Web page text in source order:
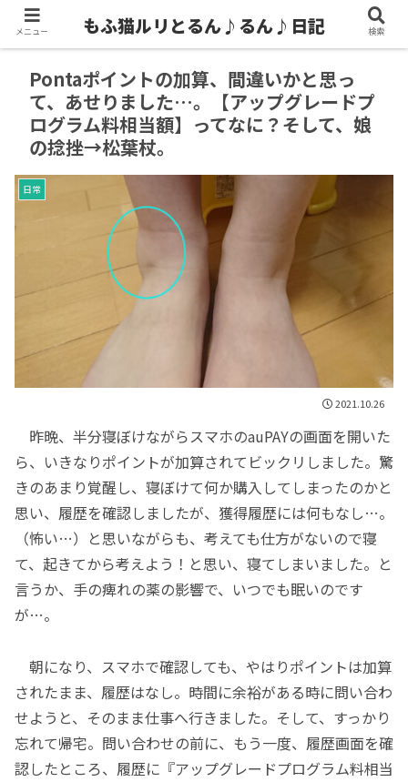
Pontaポイントの加算、間違いかと思っ
て、あせりました…。【アップグレードプ
ログラム料相当額】ってなに？そして、娘
の捻挫→松葉杖。
日常
2021.10.26
昨晩、半分寝ぼけながらスマホのauPAYの画面を開いた
ら、いきなりポイントが加算されてビックリしました。驚
きのあまり覚醒し、寝ぼけて何か購入してしまったのかと
思い、履歴を確認しましたが、獲得履歴には何もなし…。
（怖い…）と思いながらも、考えても仕方がないので寝
て、起きてから考えよう！と思い、寝てしまいました。と
言うか、手の痺れの薬の影響で、いつでも眠いのです
が…。
朝になり、スマホで確認しても、やはりポイントは加算
されたまま、履歴はなし。時間に余裕がある時に問い合わ
せようと、そのまま仕事へ行きました。そして、すっかり
忘れて帰宅。問い合わせの前に、もう一度、履歴画面を確
認したところ、履歴に『アップグレードプログラム料相当
メニュー もふ猫ルリとるん♪るん♪日記 検索